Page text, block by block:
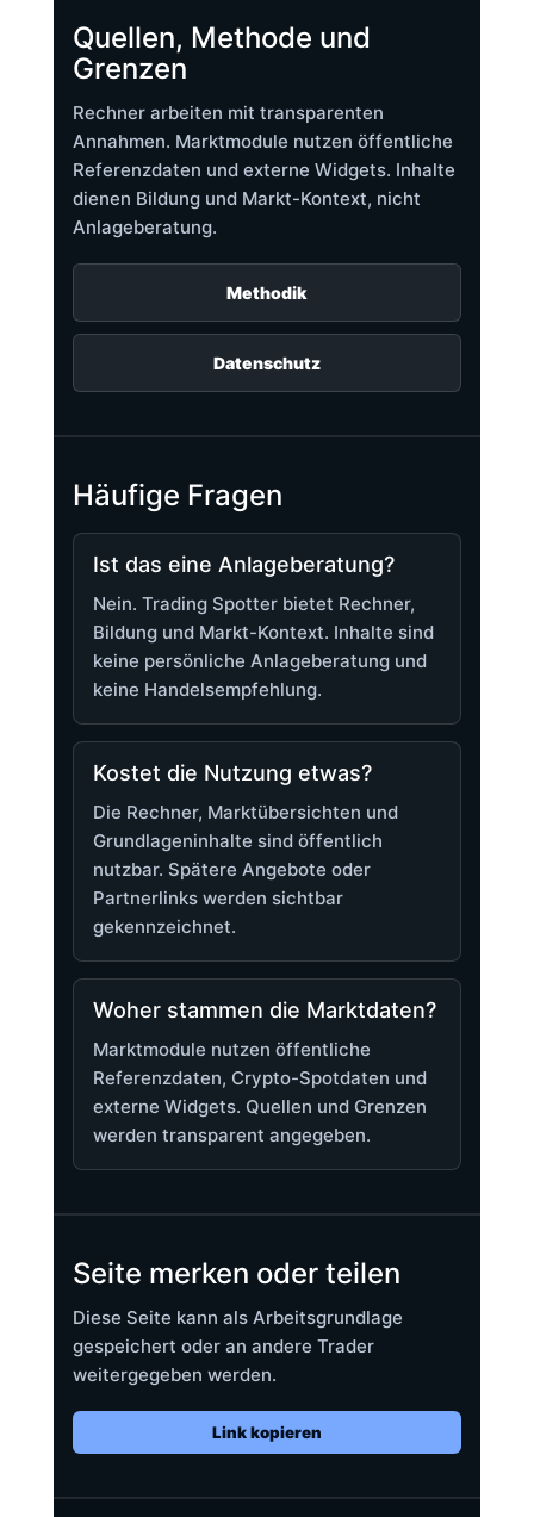
Quellen, Methode und
Grenzen
Rechner arbeiten mit transparenten
Annahmen. Marktmodule nutzen öffentliche
Referenzdaten und externe Widgets. Inhalte
dienen Bildung und Markt-Kontext, nicht
Anlageberatung.
Methodik
Datenschutz
Häufige Fragen
Ist das eine Anlageberatung?
Nein. Trading Spotter bietet Rechner,
Bildung und Markt-Kontext. Inhalte sind
keine persönliche Anlageberatung und
keine Handelsempfehlung.
Kostet die Nutzung etwas?
Die Rechner, Marktübersichten und
Grundlageninhalte sind öffentlich
nutzbar. Spätere Angebote oder
Partnerlinks werden sichtbar
gekennzeichnet.
Woher stammen die Marktdaten?
Marktmodule nutzen öffentliche
Referenzdaten, Crypto-Spotdaten und
externe Widgets. Quellen und Grenzen
werden transparent angegeben.
Seite merken oder teilen
Diese Seite kann als Arbeitsgrundlage
gespeichert oder an andere Trader
weitergegeben werden.
Link kopieren